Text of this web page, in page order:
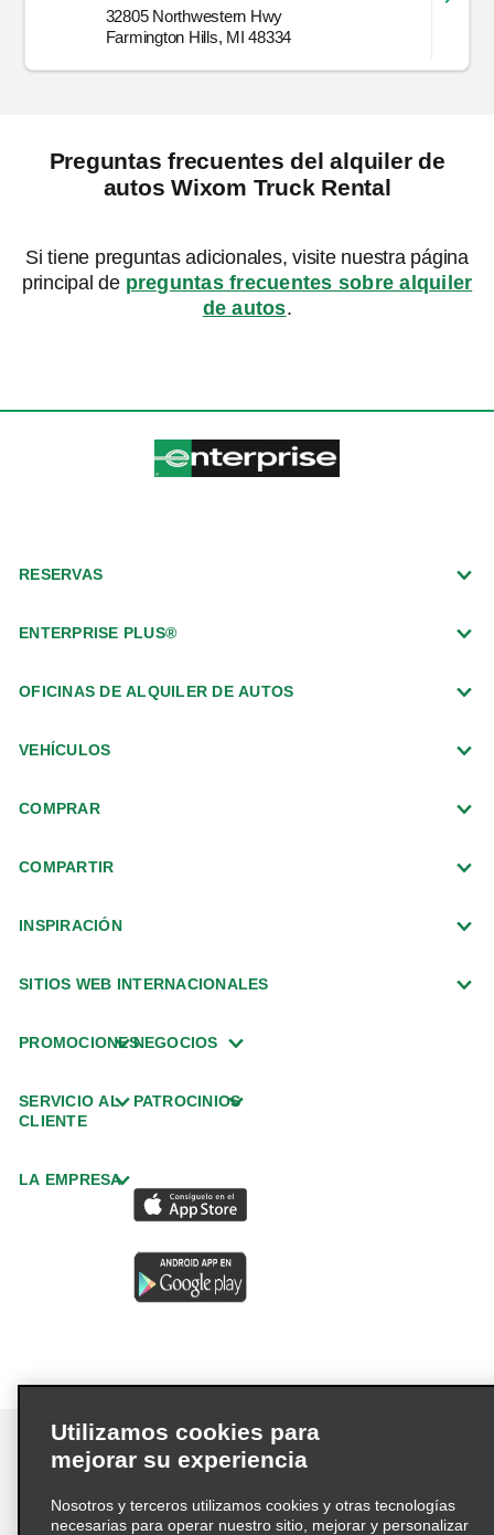
32805 Northwestern Hwy
Farmington Hills, MI 48334
Preguntas frecuentes del alquiler de
autos Wixom Truck Rental
Si tiene preguntas adicionales, visite nuestra página
principal de preguntas frecuentes sobre alquiler
de autos.
RESERVAS
ENTERPRISE PLUS®
OFICINAS DE ALQUILER DE AUTOS
VEHÍCULOS
COMPRAR
COMPARTIR
INSPIRACIÓN
SITIOS WEB INTERNACIONALES
PROMOCIONES
SERVICIO AL
CLIENTE
LA EMPRESA
NEGOCIOS
PATROCINIOS
Términos de uso
Política de privacidad
Utilizamos cookies para
mejorar su experiencia
Nosotros y terceros utilizamos cookies y otras tecnologías
necesarias para operar nuestro sitio, mejorar y personalizar